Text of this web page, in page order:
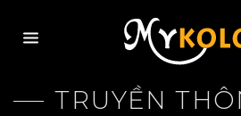
TRUYỀN